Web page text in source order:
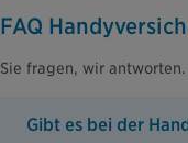
FAQ
Sie fragen, wir
Gibt es bei der